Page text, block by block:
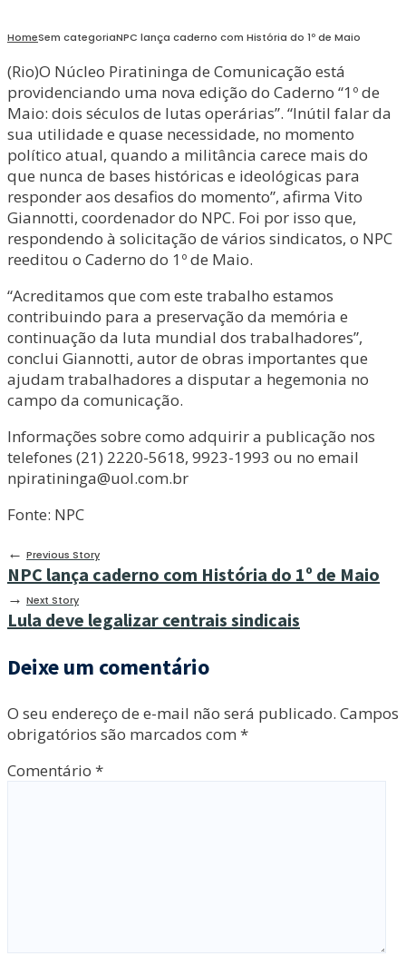
HomeSem categoriaNPC lança caderno com História do 1º de Maio
(Rio)O Núcleo Piratininga de Comunicação está
providenciando uma nova edição do Caderno “1º de
Maio: dois séculos de lutas operárias”. “Inútil falar da
sua utilidade e quase necessidade, no momento
político atual, quando a militância carece mais do
que nunca de bases históricas e ideológicas para
responder aos desafios do momento”, afirma Vito
Giannotti, coordenador do NPC. Foi por isso que,
respondendo à solicitação de vários sindicatos, o NPC
reeditou o Caderno do 1º de Maio.
“Acreditamos que com este trabalho estamos
contribuindo para a preservação da memória e
continuação da luta mundial dos trabalhadores”,
conclui Giannotti, autor de obras importantes que
ajudam trabalhadores a disputar a hegemonia no
campo da comunicação.
Informações sobre como adquirir a publicação nos
telefones (21) 2220-5618, 9923-1993 ou no email
npiratininga@uol.com.br
Fonte: NPC
← Previous Story
NPC lança caderno com História do 1º de Maio
→ Next Story
Lula deve legalizar centrais sindicais
Deixe um comentário
O seu endereço de e-mail não será publicado. Campos
obrigatórios são marcados com *
Comentário *